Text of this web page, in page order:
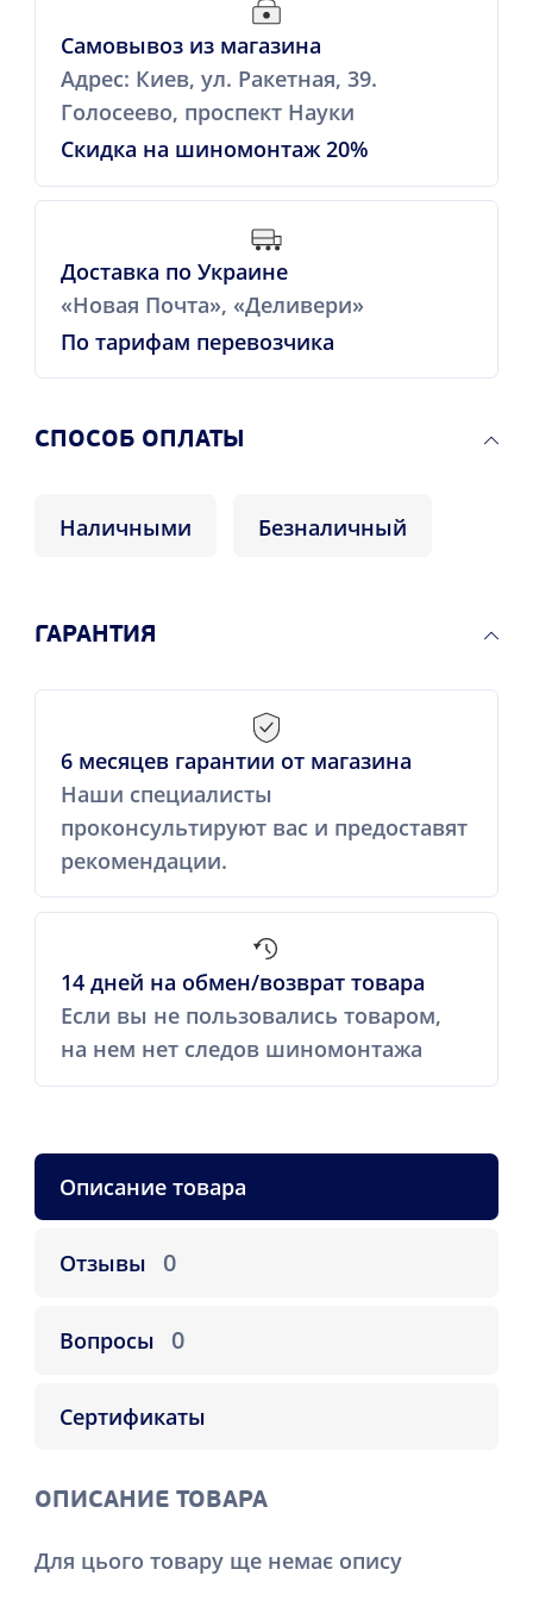
Самовывоз из магазина
Адрес: Киев, ул. Ракетная, 39.
Голосеево, проспект Науки
Скидка на шиномонтаж 20%
Доставка по Украине
«Новая Почта», «Деливери»
По тарифам перевозчика
CПОСОБ ОПЛАТЫ
Наличными Безналичный
ГАРАНТИЯ
6 месяцев гарантии от магазина
Наши специалисты
проконсультируют вас и предоставят
рекомендации.
14 дней на обмен/возврат товара
Если вы не пользовались товаром,
на нем нет следов шиномонтажа
Описание товара
Отзывы 0
Вопросы 0
Сертификаты
ОПИСАНИЕ ТОВАРА
Для цього товару ще немає опису